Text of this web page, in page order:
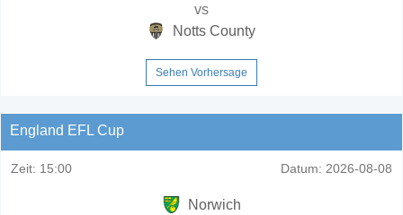
vs
Notts County
Sehen Vorhersage
England EFL Cup
Zeit: 15:00 Datum: 2026-08-08
Norwich